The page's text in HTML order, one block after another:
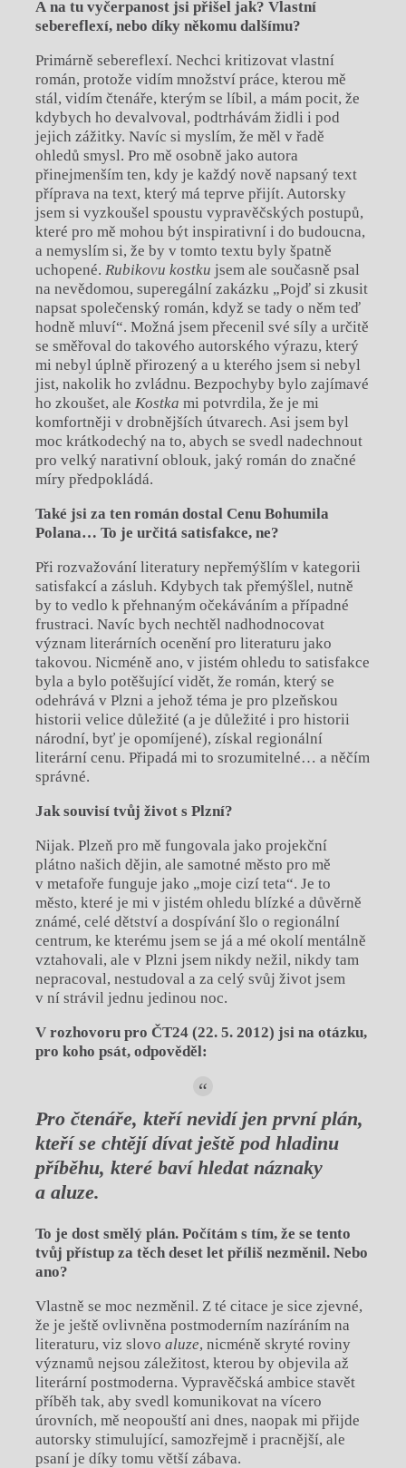
A na tu vyčerpanost jsi přišel jak? Vlastní
sebereflexí, nebo díky někomu dalšímu?
Primárně sebereflexí. Nechci kritizovat vlastní
román, protože vidím množství práce, kterou mě
stál, vidím čtenáře, kterým se líbil, a mám pocit, že
kdybych ho devalvoval, podtrhávám židli i pod
jejich zážitky. Navíc si myslím, že měl v řadě
ohledů smysl. Pro mě osobně jako autora
přinejmenším ten, kdy je každý nově napsaný text
příprava na text, který má teprve přijít. Autorsky
jsem si vyzkoušel spoustu vypravěčských postupů,
které pro mě mohou být inspirativní i do budoucna,
a nemyslím si, že by v tomto textu byly špatně
uchopené. Rubikovu kostku jsem ale současně psal
na nevědomou, superegální zakázku „Pojď si zkusit
napsat společenský román, když se tady o něm teď
hodně mluví“. Možná jsem přecenil své síly a určitě
se směřoval do takového autorského výrazu, který
mi nebyl úplně přirozený a u kterého jsem si nebyl
jist, nakolik ho zvládnu. Bezpochyby bylo zajímavé
ho zkoušet, ale Kostka mi potvrdila, že je mi
komfortněji v drobnějších útvarech. Asi jsem byl
moc krátkodechý na to, abych se svedl nadechnout
pro velký narativní oblouk, jaký román do značné
míry předpokládá.
Také jsi za ten román dostal Cenu Bohumila
Polana… To je určitá satisfakce, ne?
Při rozvažování literatury nepřemýšlím v kategorii
satisfakcí a zásluh. Kdybych tak přemýšlel, nutně
by to vedlo k přehnaným očekáváním a případné
frustraci. Navíc bych nechtěl nadhodnocovat
význam literárních ocenění pro literaturu jako
takovou. Nicméně ano, v jistém ohledu to satisfakce
byla a bylo potěšující vidět, že román, který se
odehrává v Plzni a jehož téma je pro plzeňskou
historii velice důležité (a je důležité i pro historii
národní, byť je opomíjené), získal regionální
literární cenu. Připadá mi to srozumitelné… a něčím
správné.
Jak souvisí tvůj život s Plzní?
Nijak. Plzeň pro mě fungovala jako projekční
plátno našich dějin, ale samotné město pro mě
v metafoře funguje jako „moje cizí teta“. Je to
město, které je mi v jistém ohledu blízké a důvěrně
známé, celé dětství a dospívání šlo o regionální
centrum, ke kterému jsem se já a mé okolí mentálně
vztahovali, ale v Plzni jsem nikdy nežil, nikdy tam
nepracoval, nestudoval a za celý svůj život jsem
v ní strávil jednu jedinou noc.
V rozhovoru pro ČT24 (22. 5. 2012) jsi na otázku,
pro koho psát, odpověděl:
Pro čtenáře, kteří nevidí jen první plán,
kteří se chtějí dívat ještě pod hladinu
příběhu, které baví hledat náznaky
a aluze.
To je dost smělý plán. Počítám s tím, že se tento
tvůj přístup za těch deset let příliš nezměnil. Nebo
ano?
Vlastně se moc nezměnil. Z té citace je sice zjevné,
že je ještě ovlivněna postmoderním nazíráním na
literaturu, viz slovo aluze, nicméně skryté roviny
významů nejsou záležitost, kterou by objevila až
literární postmoderna. Vypravěčská ambice stavět
příběh tak, aby svedl komunikovat na vícero
úrovních, mě neopouští ani dnes, naopak mi přijde
autorsky stimulující, samozřejmě i pracnější, ale
psaní je díky tomu větší zábava.